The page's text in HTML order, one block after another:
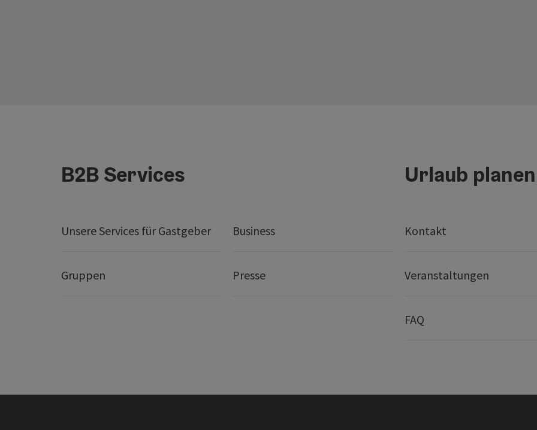
B2B Services
Unsere Services für Gastgeber Business
Gruppen Presse
Urlaub
Kontakt
Veranstaltungen
FAQ